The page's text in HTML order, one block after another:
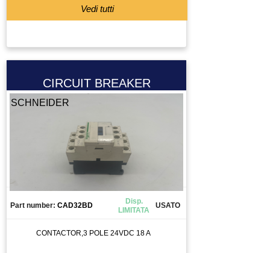
LETTORE FLOPPY
LUBRIFICATORE
LUCI
MACCHINA UTENSILE
MADRINO
MANIPOLATORE
MANOMETRO
MEMORY CARD
MICRO COMPONETE
MOLLA
Vedi tutti
CIRCUIT BREAKER
SCHNEIDER
Part number: CAD32BD
Disp.
LIMITATA
USATO
CONTACTOR,3 POLE 24VDC 18 A